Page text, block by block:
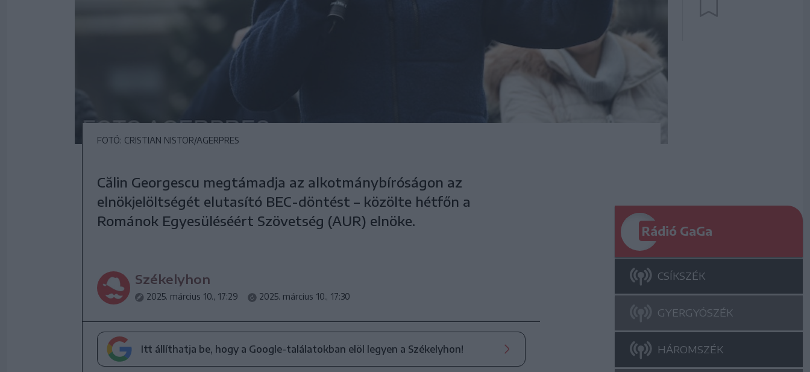
FOTÓ: CRISTIAN NISTOR/AGERPRES
Călin Georgescu megtámadja az alkotmánybíróságon az
elnökjelöltségét elutasító BEC-döntést – közölte hétfőn a
Románok Egyesüléséért Szövetség (AUR) elnöke.
Székelyhon
2025. március 10., 17:29 2025. március 10., 17:30
Itt állíthatja be, hogy a Google-találatokban elöl legyen a Székelyhon!
Rádió GaGa
CSÍKSZÉK
GYERGYÓSZÉK
HÁROMSZÉK